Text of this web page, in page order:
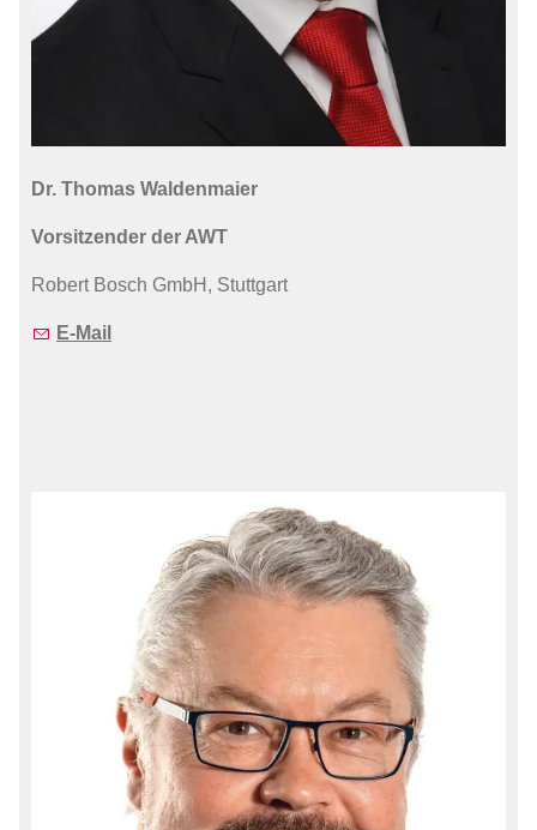
Dr. Thomas Waldenmaier
Vorsitzender der AWT
Robert Bosch GmbH, Stuttgart
E-Mail